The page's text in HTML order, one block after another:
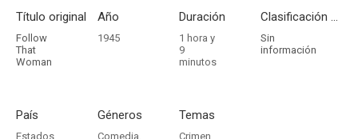
Título original
Follow
That
Woman
Año
1945
Duración
1 hora y
9
minutos
Clasificación por edades
Sin
información
País
Estados
Géneros
Comedia,
Temas
Crimen